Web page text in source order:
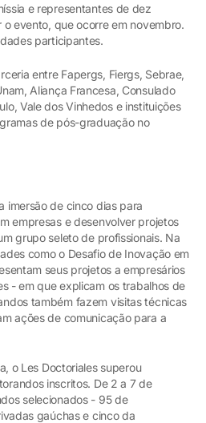
e representantes de dez
evento, que ocorre em novembro.
participantes.
entre Fapergs, Fiergs, Sebrae,
Aliança Francesa, Consulado
Vale dos Vinhedos e instituições
de pós-graduação no
imersão de cinco dias para
empresas e desenvolver projetos
grupo seleto de profissionais. Na
como o Desafio de Inovação em
seus projetos a empresários
- em que explicam os trabalhos de
também fazem visitas técnicas
ações de comunicação para a
o Les Doctoriales superou
inscritos. De 2 a 7 de
selecionados - 95 de
gaúchas e cinco da